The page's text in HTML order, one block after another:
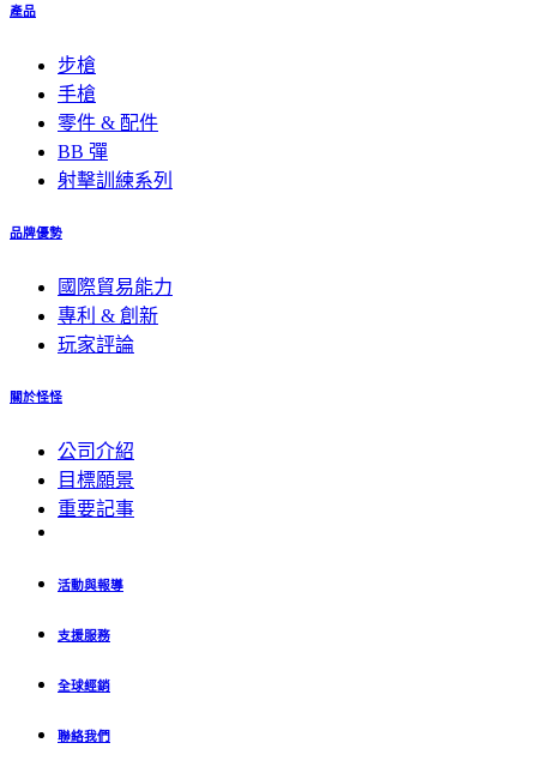
產品
步槍
手槍
零件 & 配件
BB 彈
射擊訓練系列
品牌優勢
國際貿易能力
專利 & 創新
玩家評論
關於怪怪
公司介紹
目標願景
重要記事
活動與報導
支援服務
全球經銷
聯絡我們